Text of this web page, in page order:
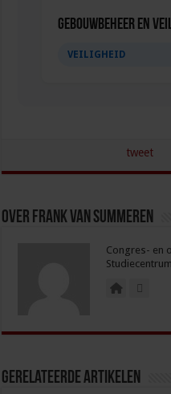
Gebouwbeheer en
VEILIGHEID
tweet
Over Frank van Summeren
Congres- en
Gerelateerde Artikelen